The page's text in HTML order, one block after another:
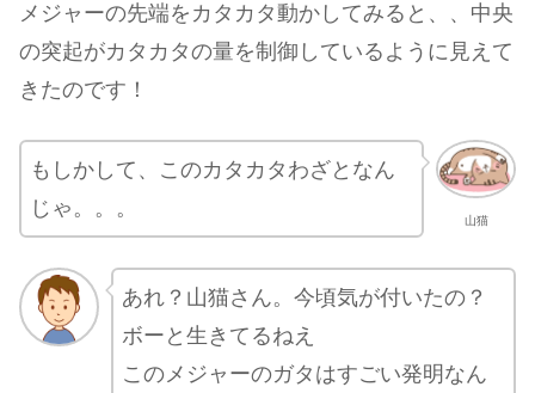
メジャーの先端をカタカタ動かしてみると、、中央
の突起がカタカタの量を制御しているように見えて
きたのです！
山猫
もしかして、このカタカタわざとなん
じゃ。。。
あれ？山猫さん。今頃気が付いたの？
ボーと生きてるねえ
このメジャーのガタはすごい発明なん